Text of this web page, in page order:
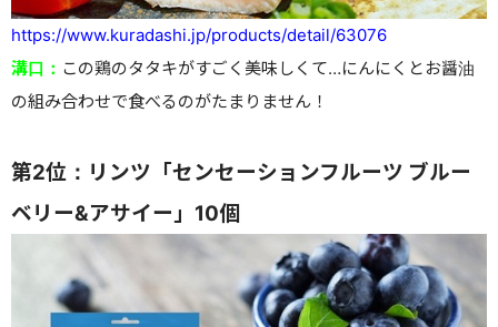
https://www.kuradashi.jp/products/detail/63076
溝口： この鶏のタタキがすごく美味しくて…にんにくとお醤油
の組み合わせで食べるのがたまりません！
第2位：リンツ「センセーションフルーツ ブルー
ベリー&アサイー」10個